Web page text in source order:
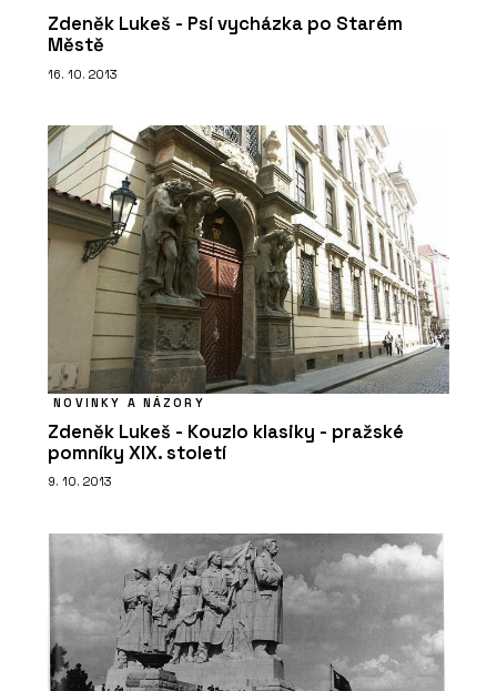
Zdeněk Lukeš - Psí vycházka po Starém
Městě
16. 10. 2013
NOVINKY A NÁZORY
Zdeněk Lukeš - Kouzlo klasiky - pražské
pomníky XIX. století
9. 10. 2013